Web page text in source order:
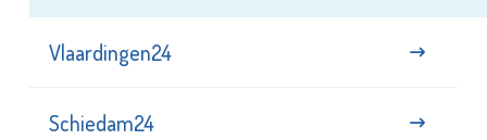
Vlaardingen24
Schiedam24